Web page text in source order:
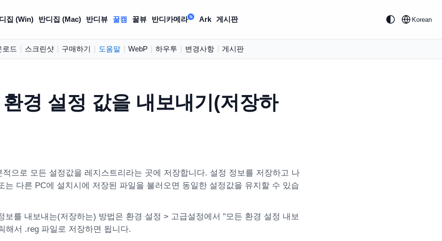
집 (Win) 반디집 (Mac) 반디뷰 꿀캠 꿀뷰 반디카메라 N Ark 게시판 Korean
로드 스크린샷 구매하기 도움말 WebP 하우투 변경사항 게시판
경 설정 값을 내보내기(저장하
적으로 모든 설정값을 레지스트리라는 곳에 저장합니다. 설정 정보를 저장하고 나
는 다른 PC에 설치시에 저장된 파일을 불러오면 동일한 설정값을 유지할 수 있습
보를 내보내는(저장하는) 방법은 환경 설정 > 고급설정에서 "모든 환경 설정 내보
해서 .reg 파일로 저장하면 됩니다.